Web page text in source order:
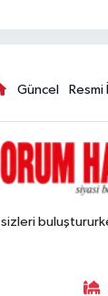
Güncel Resmi